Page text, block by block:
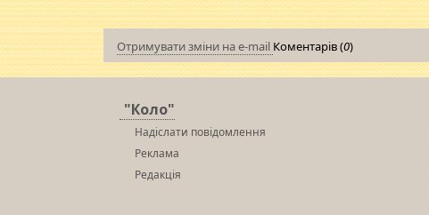
Отримувати зміни на e-mail Коментарів (0)
"Коло"
Надіслати повідомлення
Реклама
Редакція